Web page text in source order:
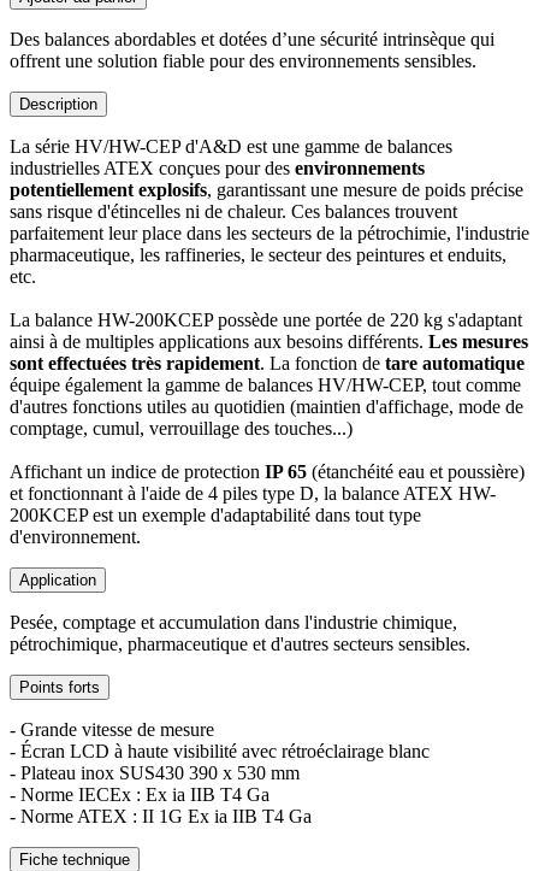
Des balances abordables et dotées d’une sécurité intrinsèque qui
offrent une solution fiable pour des environnements sensibles.
Description
La série HV/HW-CEP d'A&D est une gamme de balances
industrielles ATEX conçues pour des environnements
potentiellement explosifs, garantissant une mesure de poids précise
sans risque d'étincelles ni de chaleur. Ces balances trouvent
parfaitement leur place dans les secteurs de la pétrochimie, l'industrie
pharmaceutique, les raffineries, le secteur des peintures et enduits,
etc.
La balance HW-200KCEP possède une portée de 220 kg s'adaptant
ainsi à de multiples applications aux besoins différents. Les mesures
sont effectuées très rapidement. La fonction de tare automatique
équipe également la gamme de balances HV/HW-CEP, tout comme
d'autres fonctions utiles au quotidien (maintien d'affichage, mode de
comptage, cumul, verrouillage des touches...)
Affichant un indice de protection IP 65 (étanchéité eau et poussière)
et fonctionnant à l'aide de 4 piles type D, la balance ATEX HW-
200KCEP est un exemple d'adaptabilité dans tout type
d'environnement.
Application
Pesée, comptage et accumulation dans l'industrie chimique,
pétrochimique, pharmaceutique et d'autres secteurs sensibles.
Points forts
- Grande vitesse de mesure
- Écran LCD à haute visibilité avec rétroéclairage blanc
- Plateau inox SUS430 390 x 530 mm
- Norme IECEx : Ex ia IIB T4 Ga
- Norme ATEX : II 1G Ex ia IIB T4 Ga
Fiche technique